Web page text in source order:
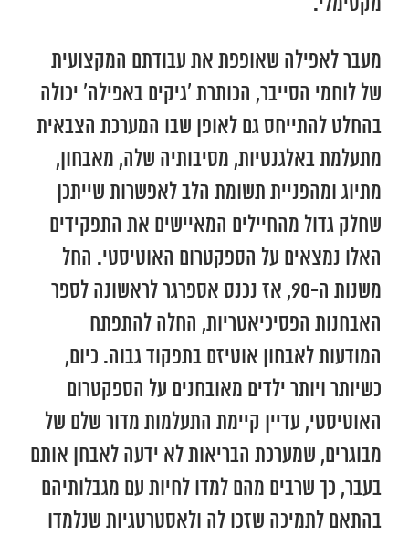
מעבר לאפילה שאופפת את עבודתם המקצועית
של לוחמי הסייבר, הכותרת ‘גיקים באפילה’ יכולה
בהחלט להתייחס גם לאופן שבו המערכת הצבאית
מתעלמת באלגנטיות, מסיבותיה שלה, מאבחון,
מתיוג ומהפניית תשומת הלב לאפשרות שייתכן
שחלק גדול מהחיילים המאיישים את התפקידים
האלו נמצאים על הספקטרום האוטיסטי. החל
משנות ה-90, אז נכנס אספרגר לראשונה לספר
האבחנות הפסיכיאטריות, החלה להתפתח
המודעות לאבחון אוטיזם בתפקוד גבוה. כיום,
כשיותר ויותר ילדים מאובחנים על הספקטרום
האוטיסטי, עדיין קיימת התעלמות מדור שלם של
מבוגרים, שמערכת הבריאות לא ידעה לאבחן אותם
בעבר, כך שרבים מהם למדו לחיות עם מגבלותיהם
בהתאם לתמיכה שזכו לה ולאסטרטגיות שנלמדו